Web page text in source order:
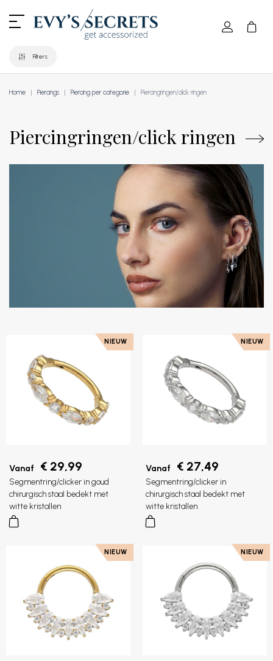
Filters
Home Piercings Piercing per categorie Piercingringen/click ringen
Piercingringen/click ringen
NIEUW
Vanaf € 29,99
Segmentring/clicker in goud
chirurgisch staal bedekt met
witte kristallen
NIEUW
Vanaf € 27,49
Segmentring/clicker in
chirurgisch staal bedekt met
witte kristallen
NIEUW NIEUW